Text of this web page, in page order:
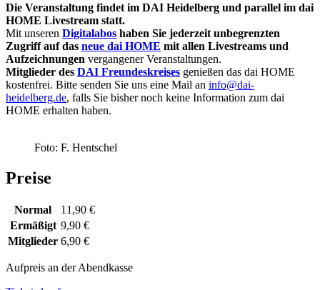
Die Veranstaltung findet im DAI Heidelberg und parallel im dai
HOME Livestream statt.
Mit unseren Digitalabos haben Sie jederzeit unbegrenzten
Zugriff auf das neue dai HOME mit allen Livestreams und
Aufzeichnungen vergangener Veranstaltungen.
Mitglieder des DAI Freundeskreises genießen das dai HOME
kostenfrei. Bitte senden Sie uns eine Mail an info@dai-
heidelberg.de, falls Sie bisher noch keine Information zum dai
HOME erhalten haben.
Foto: F. Hentschel
Preise
Normal
11,90 €
Ermäßigt 9,90 €
Mitglieder 6,90 €
Aufpreis an der Abendkasse